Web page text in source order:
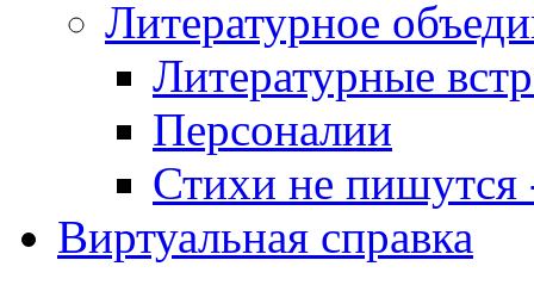
Литературное
Литературные
Персоналии
Стихи не пишутся
Виртуальная справка